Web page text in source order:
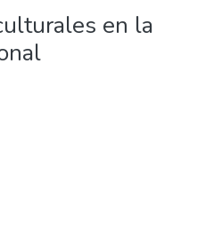
en la